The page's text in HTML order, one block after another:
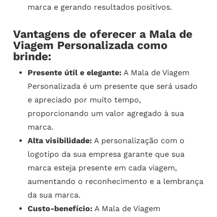
marca e gerando resultados positivos.
Vantagens de oferecer a Mala de
Viagem Personalizada como
brinde:
Presente útil e elegante: A Mala de Viagem
Personalizada é um presente que será usado
e apreciado por muito tempo,
proporcionando um valor agregado à sua
marca.
Alta visibilidade: A personalização com o
logotipo da sua empresa garante que sua
marca esteja presente em cada viagem,
aumentando o reconhecimento e a lembrança
da sua marca.
Custo-benefício: A Mala de Viagem